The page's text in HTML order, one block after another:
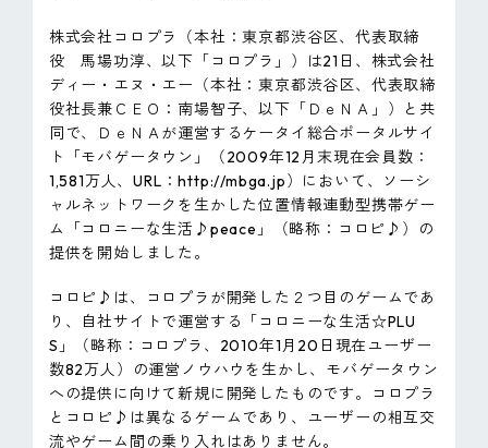
サステナビリティ
ピンマーク
EN
株式会社コロプラ（本社：東京都渋谷区、代表取締
役 馬場功淳、以下「コロプラ」）は21日、株式会社
ディー・エヌ・エー（本社：東京都渋谷区、代表取締
役社長兼ＣＥＯ：南場智子、以下「ＤｅＮＡ」）と共
同で、ＤｅＮＡが運営するケータイ総合ポータルサイ
ト「モバゲータウン」（2009年12月末現在会員数：
1,581万人、URL：http://mbga.jp）において、ソーシ
ャルネットワークを生かした位置情報連動型携帯ゲー
ム「コロニーな生活♪peace」（略称：コロピ♪）の
提供を開始しました。
コロピ♪は、コロプラが開発した２つ目のゲームであ
り、自社サイトで運営する「コロニーな生活☆PLU
S」（略称：コロプラ、2010年1月20日現在ユーザー
数82万人）の運営ノウハウを生かし、モバゲータウン
への提供に向けて新規に開発したものです。コロプラ
とコロピ♪は異なるゲームであり、ユーザーの相互交
流やゲーム間の乗り入れはありません。